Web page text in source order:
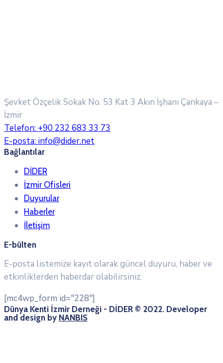
Şevket Özçelik Sokak No. 53 Kat 3 Akın İşhanı Çankaya –
İzmir
Telefon: +90 232 683 33 73
E-posta: info@dider.net
Bağlantılar
DİDER
İzmir Ofisleri
Duyurular
Haberler
İletişim
E-bülten
E-posta listemize kayıt olarak güncel duyuru, haber ve
etkinliklerden haberdar olabilirsiniz.
[mc4wp_form id="228"]
Dünya Kenti İzmir Derneği - DİDER © 2022. Developer
and design by NANBIS